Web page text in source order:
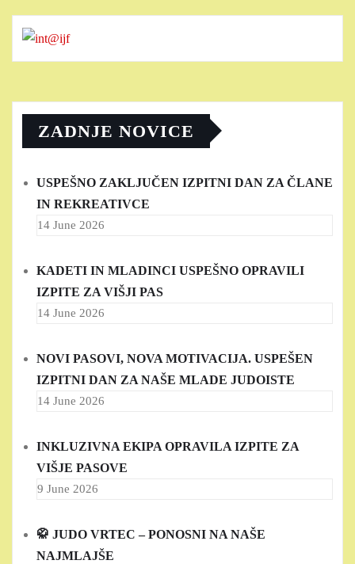
ZADNJE NOVICE
USPEŠNO ZAKLJUČEN IZPITNI DAN ZA ČLANE
IN REKREATIVCE
14 June 2026
KADETI IN MLADINCI USPEŠNO OPRAVILI
IZPITE ZA VIŠJI PAS
14 June 2026
NOVI PASOVI, NOVA MOTIVACIJA. USPEŠEN
IZPITNI DAN ZA NAŠE MLADE JUDOISTE
14 June 2026
INKLUZIVNA EKIPA OPRAVILA IZPITE ZA
VIŠJE PASOVE
9 June 2026
🥋 JUDO VRTEC – PONOSNI NA NAŠE
NAJMLAJŠE